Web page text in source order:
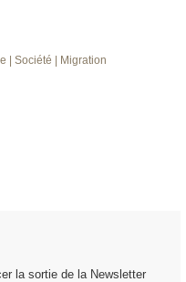
| Société | Migration
la sortie de la Newsletter